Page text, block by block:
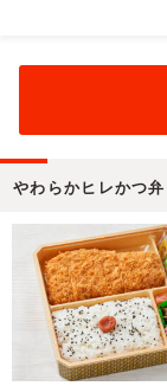
やわらかヒレかつ